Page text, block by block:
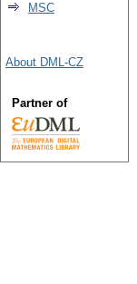
MSC
About DML-CZ
Partner of